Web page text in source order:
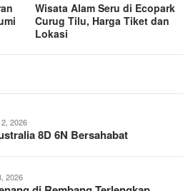
Wisata Alam Seru di Ecopark
Curug Tilu, Harga Tiket dan
Lokasi
2026
8D 6N Bersahabat
2026